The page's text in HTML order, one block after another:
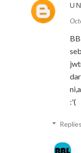
:'(
Replies